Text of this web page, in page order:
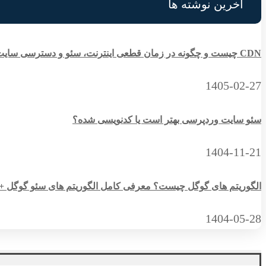
آخرین نوشته ها
CDN چیست و چگونه در زمان قطعی اینترنت، سئو و دسترسی سایت را حفظ می‌کند؟
1405-02-27
سئو سایت وردپرسی بهتر است یا کدنویسی شده؟
1404-11-21
الگوریتم های گوگل چیست؟ معرفی کامل الگوریتم های سئو گوگل +
1404-05-28